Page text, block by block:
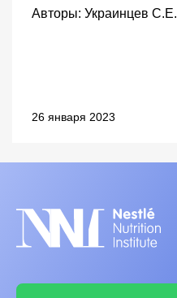
Авторы: Украинцев С.Е.
26 января 2023